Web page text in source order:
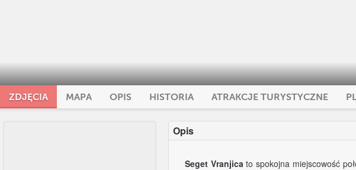
ZDJĘCIA MAPA OPIS HISTORIA ATRAKCJE TURYSTYCZNE
Opis
Seget Vranjicato spokojna miejscowość